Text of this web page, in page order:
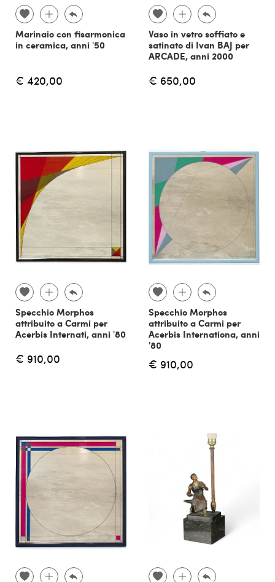
Marinaio con fisarmonica
in ceramica, anni '50
€ 420,00
Vaso in vetro soffiato e
satinato di Ivan BAJ per
ARCADE, anni 2000
€ 650,00
Specchio Morphos
attribuito a Carmi per
Acerbis Internati, anni '80
€ 910,00
Specchio Morphos
attribuito a Carmi per
Acerbis Internationa, anni
'80
€ 910,00